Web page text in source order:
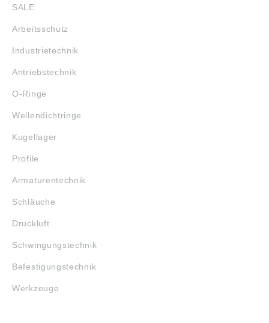
SALE
Arbeitsschutz
Industrietechnik
Antriebstechnik
O-Ringe
Wellendichtringe
Kugellager
Profile
Armaturentechnik
Schläuche
Druckluft
Schwingungstechnik
Befestigungstechnik
Werkzeuge